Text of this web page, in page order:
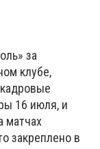
за
клубе,
16 июля, и
матчах
закреплено в